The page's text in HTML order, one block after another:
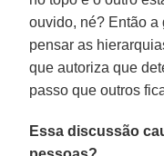
ouvido, né? Então a
pensar as
que autoriza que
passo que outros
Essa discussão